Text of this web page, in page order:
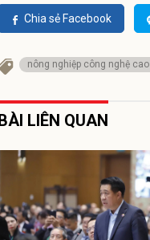
Chia sẻ Facebook
nông nghiệp công nghệ cao
BÀI LIÊN QUAN